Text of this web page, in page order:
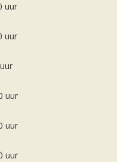
uur
uur
uur
uur
uur